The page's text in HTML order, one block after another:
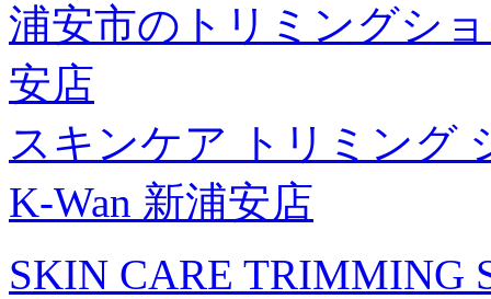
浦安市のトリミングシ
安店
スキンケア トリミング
K-Wan 新浦安店
SKIN CARE TRIMMING